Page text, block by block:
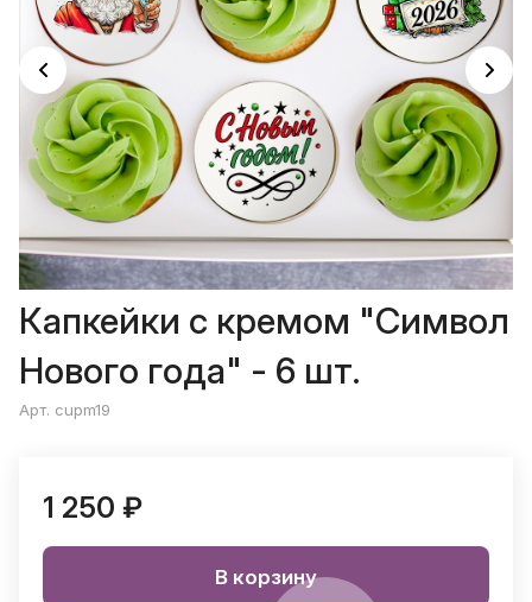
Капкейки с кремом "Символ
Нового года" - 6 шт.
Арт. cupm19
1 250 ₽
В корзину